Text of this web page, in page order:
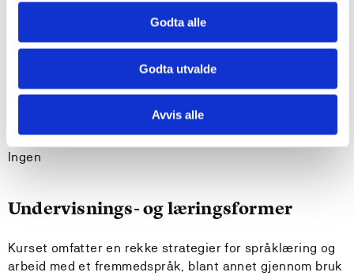
Godta alle
Godta utvalde
Avvis alle
tilrettelegge for egen utvikling
kan vedlikeholde og utvikle sin egen språklige og
kan skrive akademiske tekster på begynnernivå
Krav til forkunnskaper
Ingen
Undervisnings- og læringsformer
Kurset omfatter en rekke strategier for språklæring og
arbeid med et fremmedspråk, blant annet gjennom bruk